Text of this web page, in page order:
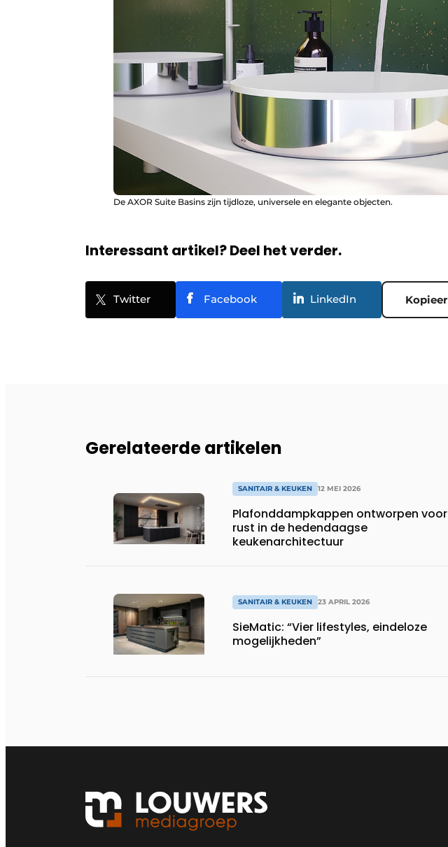
De AXOR Suite Basins zijn tijdloze, universele en elegante objecten.
Interessant artikel? Deel het verder.
Twitter Facebook LinkedIn Kopieer
Gerelateerde artikelen
SANITAIR & KEUKEN 12 MEI 2026
Plafonddampkappen ontworpen voor
rust in de hedendaagse
keukenarchitectuur
SANITAIR & KEUKEN 23 APRIL 2026
SieMatic: “Vier lifestyles, eindeloze
mogelijkheden”